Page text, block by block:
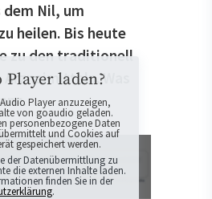
dem Nil, um
heilen. Bis heute
zu den traditionell
Was
Player laden?
Player anzuzeigen,
von goaudio geladen.
personenbezogene Daten
und Cookies auf
gespeichert werden.
der Datenübermittlung zu
die externen Inhalte laden.
finden Sie in der
.